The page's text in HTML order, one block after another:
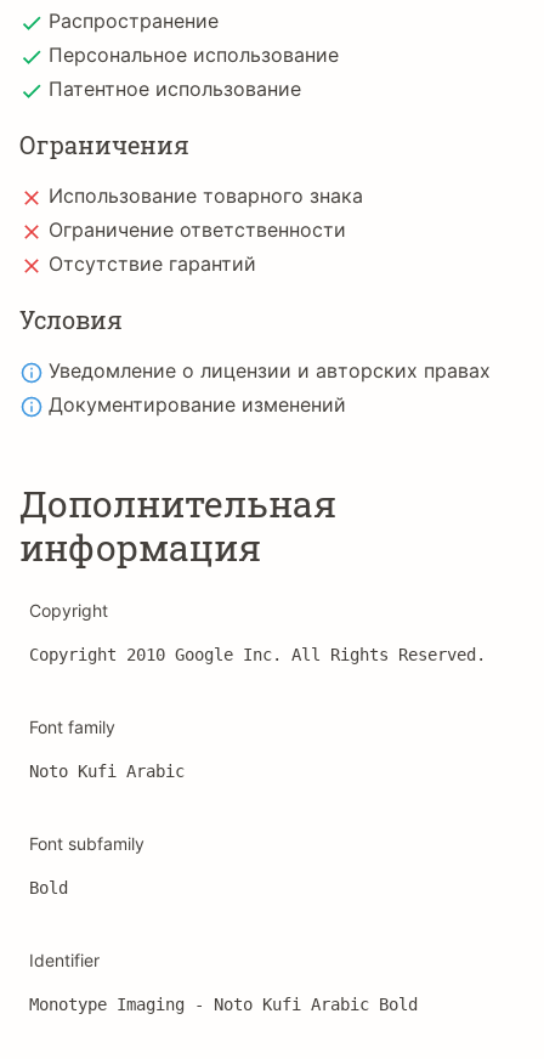
Распространение
Персональное использование
Патентное использование
Ограничения
Использование товарного знака
Ограничение ответственности
Отсутствие гарантий
Условия
Уведомление о лицензии и авторских правах
Документирование изменений
Дополнительная
информация
Copyright
Copyright 2010 Google Inc. All Rights Reserved.
Font family
Noto Kufi Arabic
Font subfamily
Bold
Identifier
Monotype Imaging - Noto Kufi Arabic Bold